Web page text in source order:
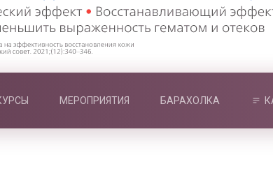
МЕРОПРИЯТИЯ БАРАХОЛКА